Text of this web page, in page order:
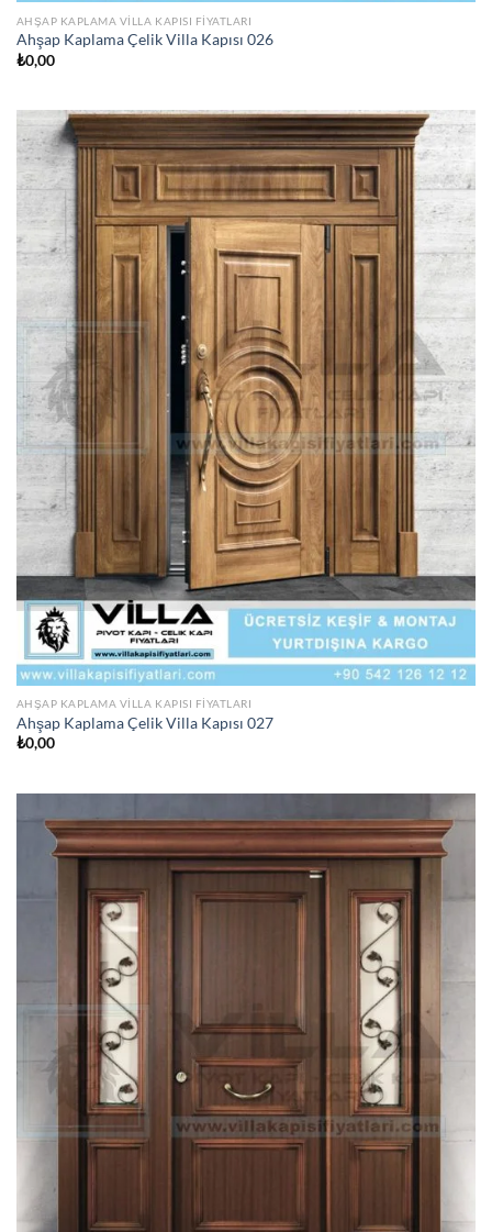
AHŞAP KAPLAMA VILLA KAPISI FIYATLARI
Ahşap Kaplama Çelik Villa Kapısı 026
₺0,00
AHŞAP KAPLAMA VILLA KAPISI FIYATLARI
Ahşap Kaplama Çelik Villa Kapısı 027
₺0,00